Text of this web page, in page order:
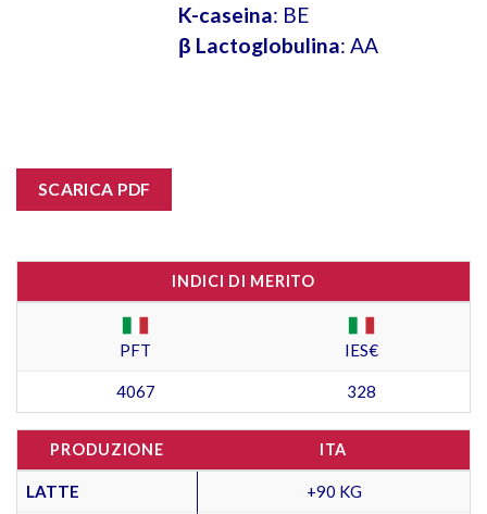
K-caseina: BE
β Lactoglobulina: AA
SCARICA PDF
INDICI DI MERITO
PFT IES€
4067 328
PRODUZIONE ITA
LATTE +90 KG